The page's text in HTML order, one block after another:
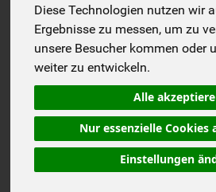
Diese Technologien nutzen wir
Ergebnisse zu messen, um zu
unsere Besucher kommen oder
weiter zu entwickeln.
Alle
Nur essenzielle Cookies
Einstellungen
DB
2,99
inkl. 7%